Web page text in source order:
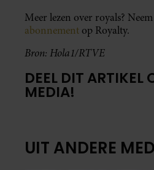
Meer lezen over royals?
abonnement op Royalty.
Bron: Hola1/RTVE
DEEL DIT ARTIKEL
MEDIA!
UIT ANDERE